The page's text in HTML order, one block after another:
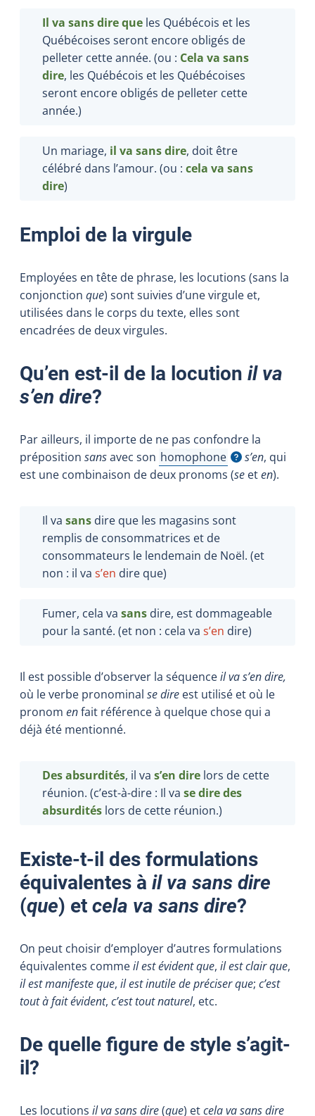
Il va sans dire que les Québécois et les
Québécoises seront encore obligés de
pelleter cette année. (ou : Cela va sans
dire, les Québécois et les Québécoises
seront encore obligés de pelleter cette
année.)
Un mariage, il va sans dire, doit être
célébré dans l’amour. (ou : cela va sans
dire)
Emploi de la virgule
Employées en tête de phrase, les locutions (sans la
conjonction que) sont suivies d’une virgule et,
utilisées dans le corps du texte, elles sont
encadrées de deux virgules.
Qu’en est-il de la locution il va
s’en dire?
Par ailleurs, il importe de ne pas confondre la
préposition sansavec son homophone
Afficher l'infobulle
s’en, qui
est une combinaison de deux pronoms (se eten).
Il va sans dire que les magasins sont
remplis de consommatrices et de
consommateurs le lendemain de Noël. (et
non : il va s’en dire que)
Fumer, cela va sans dire, est dommageable
pour la santé. (et non : cela va s’en dire)
Il est possible d’observer la séquenceil va s’en dire,
où le verbe pronominal se dire est utilisé et où le
pronom enfait référence à quelque chose qui a
déjà été mentionné.
Des absurdités, il va s’en dire lors de cette
réunion. (c’est-à-dire : Il va se dire des
absurdités lors de cette réunion.)
Existe-t-il des formulations
équivalentes à il va sans dire
(que) et cela va sans dire?
On peut choisir d’employer d’autres formulations
équivalentes commeil est évident que, il est clair que,
il est manifeste que, il est inutile de préciser que; c’est
tout à fait évident, c’est tout naturel, etc.
De quelle figure de style s’agit-
il?
Les locutions il va sans dire(que) etcela va sans dire